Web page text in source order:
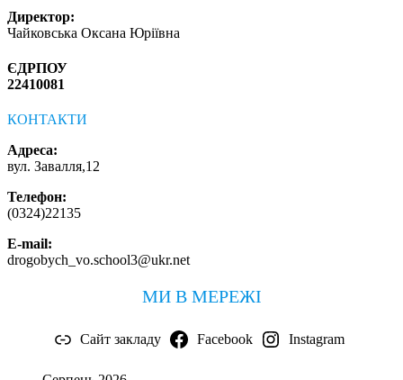
Директор:
Чайковська Оксана Юріївна
ЄДРПОУ
22410081
КОНТАКТИ
Адреса:
вул. Завалля,12
Телефон:
(0324)22135
E-mail:
drogobych_vo.school3@ukr.net
МИ В МЕРЕЖІ
Сайт закладу Facebook Instagram